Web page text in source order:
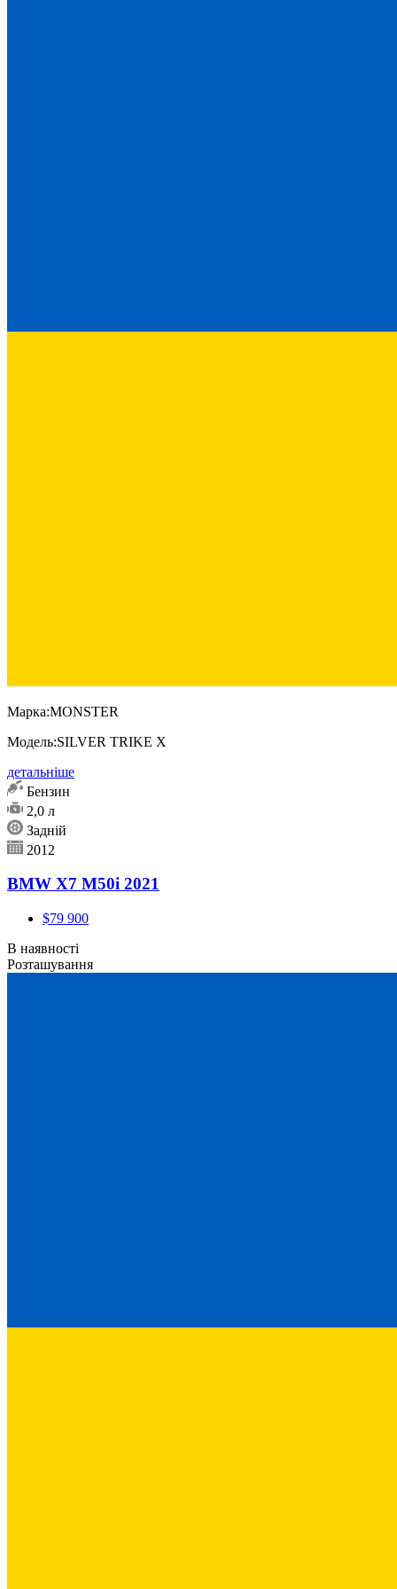
Марка:MONSTER
Модель:SILVER TRIKE X
детальніше
Бензин
2,0 л
Задній
2012
BMW X7 M50i 2021
$79 900
В наявності
Розташування